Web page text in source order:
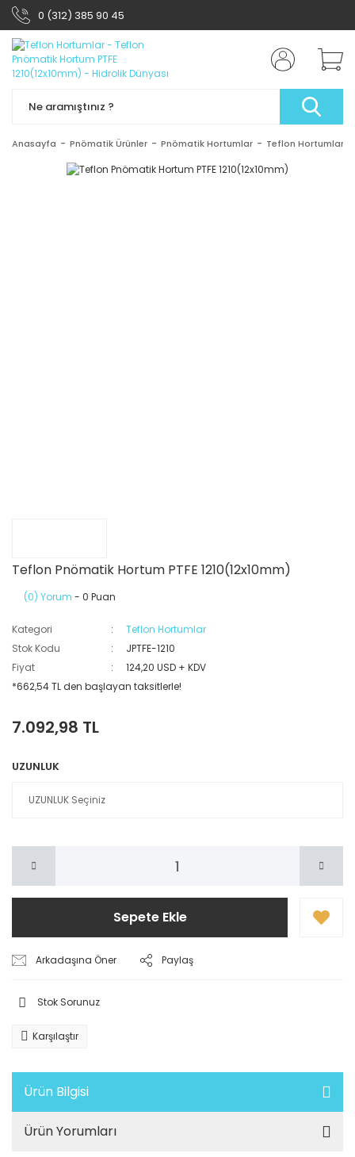
0 (312) 385 90 45
Anasayfa Pnömatik Ürünler Pnömatik Hortumlar Teflon Hortumlar
Teflon Pnömatik Hortum PTFE 1210(12x10mm)
(0) Yorum - 0 Puan
Kategori
Teflon Hortumlar
Stok Kodu
JPTFE-1210
Fiyat
124,20 USD + KDV
*662,54 TL den başlayan taksitlerle!
7.092,98 TL
UZUNLUK
Sepete Ekle
Arkadaşına Öner Paylaş
Stok Sorunuz
Karşılaştır
Ürün Bilgisi
Ürün Yorumları